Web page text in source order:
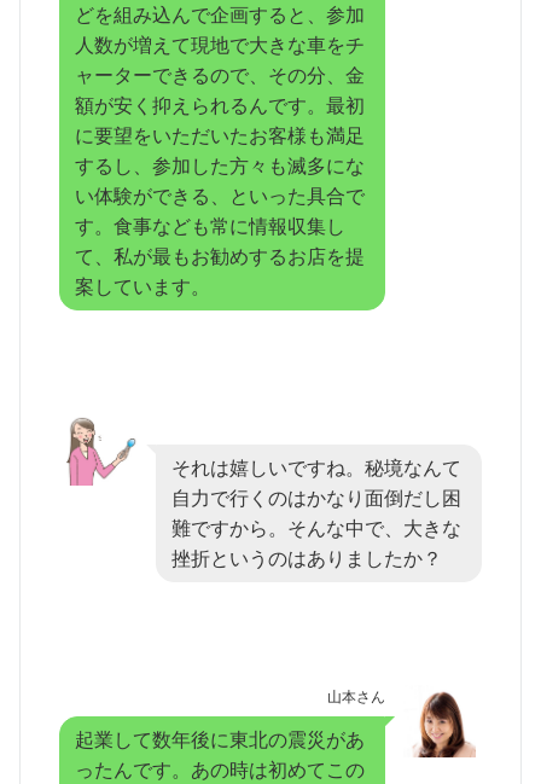
どを組み込んで企画すると、参加
人数が増えて現地で大きな車をチ
ャーターできるので、その分、金
額が安く抑えられるんです。最初
に要望をいただいたお客様も満足
するし、参加した方々も滅多にな
い体験ができる、といった具合で
す。食事なども常に情報収集し
て、私が最もお勧めするお店を提
案しています。
それは嬉しいですね。秘境なんて
自力で行くのはかなり面倒だし困
難ですから。そんな中で、大きな
挫折というのはありましたか？
山本さん
起業して数年後に東北の震災があ
ったんです。あの時は初めてこの